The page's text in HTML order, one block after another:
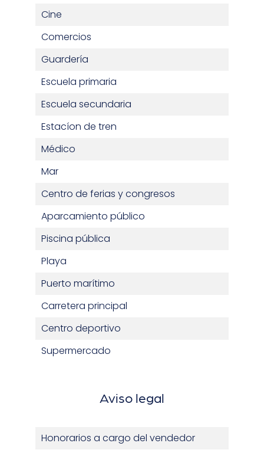
Cine
Comercios
Guardería
Escuela primaria
Escuela secundaria
Estacíon de tren
Médico
Mar
Centro de ferias y congresos
Aparcamiento público
Piscina pública
Playa
Puerto marítimo
Carretera principal
Centro deportivo
Supermercado
Aviso legal
Honorarios a cargo del vendedor